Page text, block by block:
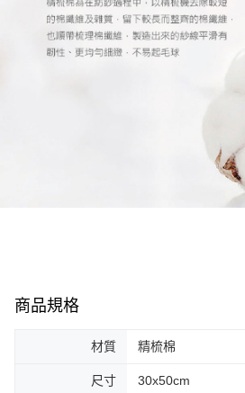
商品規格
材質 精梳棉
尺寸 30x50cm